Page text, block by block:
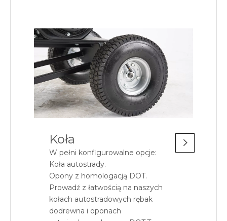
Koła
W pełni konfigurowalne opcje:
Koła autostrady.
Opony z homologacją DOT.
Prowadź z łatwością na naszych
kołach autostradowych rębak
dodrewna i oponach